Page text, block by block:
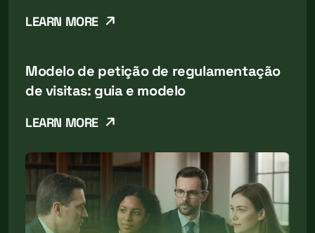
LEARN MORE
Modelo de petição de regulamentação
de visitas: guia e modelo
LEARN MORE